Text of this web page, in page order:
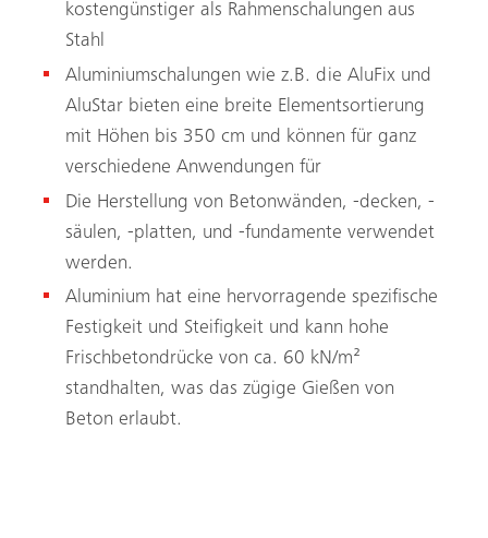
kostengünstiger als Rahmenschalungen aus
Stahl
Aluminiumschalungen wie z.B. die AluFix und
AluStar bieten eine breite Elementsortierung
mit Höhen bis 350 cm und können für ganz
verschiedene Anwendungen für
Die Herstellung von Betonwänden, -decken, -
säulen, -platten, und -fundamente verwendet
werden.
Aluminium hat eine hervorragende spezifische
Festigkeit und Steifigkeit und kann hohe
Frischbetondrücke von ca. 60 kN/m²
standhalten, was das zügige Gießen von
Beton erlaubt.